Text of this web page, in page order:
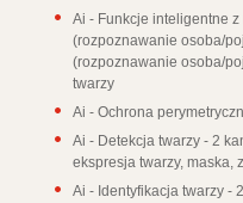
Ai - Funkcje inteligentne z
(rozpoznawanie osoba/
(rozpoznawanie osoba/
twarzy
Ai - Ochrona
Ai - Detekcja twarzy - 2
ekspresja twarzy, maska,
Ai - Identyfikacja twarzy -